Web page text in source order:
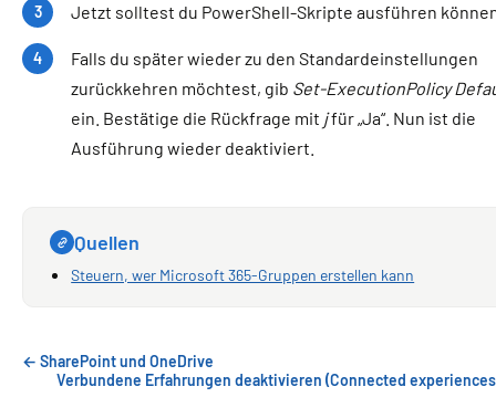
Jetzt solltest du PowerShell-Skripte ausführen
Falls du später wieder zu den Standardeinstellungen
zurückkehren möchtest, gib Set-ExecutionPolicy
ein. Bestätige die Rückfrage mit jfür „Ja“. Nun ist die
Ausführung wieder deaktiviert.
Quellen
Steuern, wer Microsoft 365-Gruppen erstellen kann
← SharePoint und OneDrive
Verbundene Erfahrungen deaktivieren (Connected